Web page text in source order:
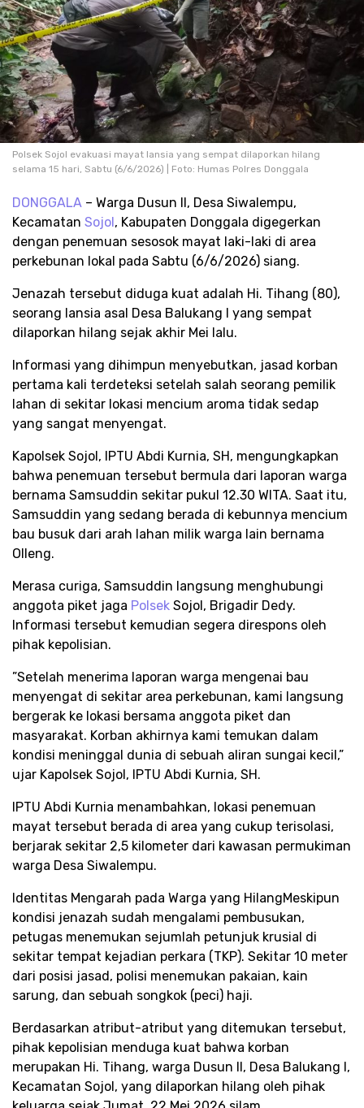
Polsek Sojol evakuasi mayat lansia yang sempat dilaporkan hilang
selama 15 hari, Sabtu (6/6/2026) | Foto: Humas Polres Donggala
DONGGALA – Warga Dusun II, Desa Siwalempu,
Kecamatan Sojol, Kabupaten Donggala digegerkan
dengan penemuan sesosok mayat laki-laki di area
perkebunan lokal pada Sabtu (6/6/2026) siang.
Jenazah tersebut diduga kuat adalah Hi. Tihang (80),
seorang lansia asal Desa Balukang I yang sempat
dilaporkan hilang sejak akhir Mei lalu.​
​Informasi yang dihimpun menyebutkan, jasad korban
pertama kali terdeteksi setelah salah seorang pemilik
lahan di sekitar lokasi mencium aroma tidak sedap
yang sangat menyengat.​
Kapolsek Sojol, IPTU Abdi Kurnia, SH, mengungkapkan
bahwa penemuan tersebut bermula dari laporan warga
bernama Samsuddin sekitar pukul 12.30 WITA. Saat itu,
Samsuddin yang sedang berada di kebunnya mencium
bau busuk dari arah lahan milik warga lain bernama
Olleng.​
​Merasa curiga, Samsuddin langsung menghubungi
anggota piket jaga Polsek Sojol, Brigadir Dedy.
Informasi tersebut kemudian segera direspons oleh
pihak kepolisian.​
​”Setelah menerima laporan warga mengenai bau
menyengat di sekitar area perkebunan, kami langsung
bergerak ke lokasi bersama anggota piket dan
masyarakat. Korban akhirnya kami temukan dalam
kondisi meninggal dunia di sebuah aliran sungai kecil,”
ujar Kapolsek Sojol, IPTU Abdi Kurnia, SH.​
​IPTU Abdi Kurnia menambahkan, lokasi penemuan
mayat tersebut berada di area yang cukup terisolasi,
berjarak sekitar 2,5 kilometer dari kawasan permukiman
warga Desa Siwalempu.​
​Identitas Mengarah pada Warga yang Hilang​Meskipun
kondisi jenazah sudah mengalami pembusukan,
petugas menemukan sejumlah petunjuk krusial di
sekitar tempat kejadian perkara (TKP). Sekitar 10 meter
dari posisi jasad, polisi menemukan pakaian, kain
sarung, dan sebuah songkok (peci) haji.​
Berdasarkan atribut-atribut yang ditemukan tersebut,
pihak kepolisian menduga kuat bahwa korban
merupakan Hi. Tihang, warga Dusun II, Desa Balukang I,
Kecamatan Sojol, yang dilaporkan hilang oleh pihak